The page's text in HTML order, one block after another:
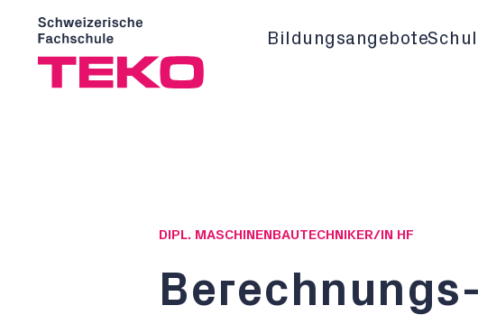
Bildungsangebote
DIPL. MASCHINENBAUTECHNIKER/IN HF